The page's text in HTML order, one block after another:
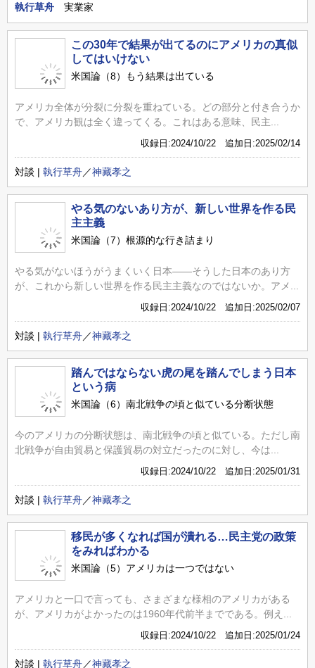
執行草舟 実業家
この30年で結果が出てるのにアメリカの真似
してはいけない
米国論（8）もう結果は出ている
アメリカ全体が分裂に分裂を重ねている。どの部分と付き合うか
で、アメリカ観は全く違ってくる。これはある意味、民主...
収録日:2024/10/22 追加日:2025/02/14
対談 | 執行草舟／神藏孝之
やる気のないあり方が、新しい世界を作る民
主主義
米国論（7）根源的な行き詰まり
やる気がないほうがうまくいく日本――そうした日本のあり方
が、これから新しい世界を作る民主主義なのではないか。アメ...
収録日:2024/10/22 追加日:2025/02/07
対談 | 執行草舟／神藏孝之
踏んではならない虎の尾を踏んでしまう日本
という病
米国論（6）南北戦争の頃と似ている分断状態
今のアメリカの分断状態は、南北戦争の頃と似ている。ただし南
北戦争が自由貿易と保護貿易の対立だったのに対し、今は...
収録日:2024/10/22 追加日:2025/01/31
対談 | 執行草舟／神藏孝之
移民が多くなれば国が潰れる…民主党の政策
をみればわかる
米国論（5）アメリカは一つではない
アメリカと一口で言っても、さまざまな様相のアメリカがある
が、アメリカがよかったのは1960年代前半までである。例え...
収録日:2024/10/22 追加日:2025/01/24
対談 | 執行草舟／神藏孝之